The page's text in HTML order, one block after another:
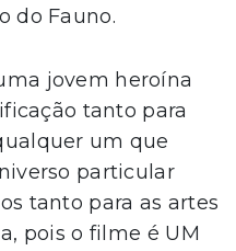
do Fauno.
jovem heroína
tanto para
um que
particular
tanto para as artes
pois o filme é UM